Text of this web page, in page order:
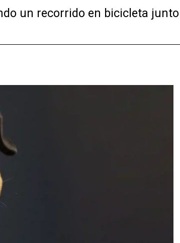
un recorrido en bicicleta